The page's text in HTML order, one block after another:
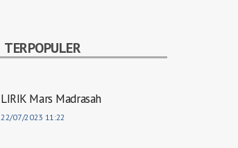
TERPOPULER
LIRIK Mars Madrasah
22/07/2023 11:22